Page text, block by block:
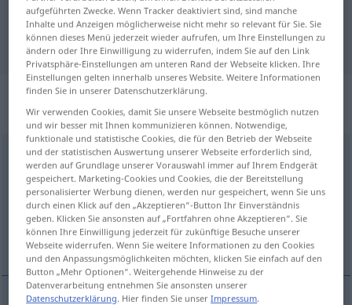
"einstimmig" Schwedisch
Übersetzung
„einstimmig“: Adjektiv,
Eigenschaftswort
einstimmigadj
Übersicht aller Übersetzungen
(Für mehr Details die Übersetzung anklicken/antippen)
enstämmig, enhällig
aufgeführten Zwecke. Wenn Tracker deaktiviert sind, sind manche
Inhalte und Anzeigen möglicherweise nicht mehr so relevant für Sie. Sie
können dieses Menü jederzeit wieder aufrufen, um Ihre Einstellungen zu
ändern oder Ihre Einwilligung zu widerrufen, indem Sie auf den Link
Privatsphäre-Einstellungen am unteren Rand der Webseite klicken. Ihre
Einstellungen gelten innerhalb unseres Website. Weitere Informationen
finden Sie in unserer Datenschutzerklärung.
Wir verwenden Cookies, damit Sie unsere Webseite bestmöglich nutzen
und wir besser mit Ihnen kommunizieren können. Notwendige,
funktionale und statistische Cookies, die für den Betrieb der Webseite
und der statistischen Auswertung unserer Webseite erforderlich sind,
werden auf Grundlage unserer Vorauswahl immer auf Ihrem Endgerät
gespeichert. Marketing-Cookies und Cookies, die der Bereitstellung
personalisierter Werbung dienen, werden nur gespeichert, wenn Sie uns
durch einen Klick auf den „Akzeptieren“-Button Ihr Einverständnis
geben. Klicken Sie ansonsten auf „Fortfahren ohne Akzeptieren“. Sie
können Ihre Einwilligung jederzeit für zukünftige Besuche unserer
Webseite widerrufen. Wenn Sie weitere Informationen zu den Cookies
und den Anpassungsmöglichkeiten möchten, klicken Sie einfach auf den
Button „Mehr Optionen“. Weitergehende Hinweise zu der
Datenverarbeitung entnehmen Sie ansonsten unserer
Datenschutzerklärung. Hier finden Sie unserImpressum.